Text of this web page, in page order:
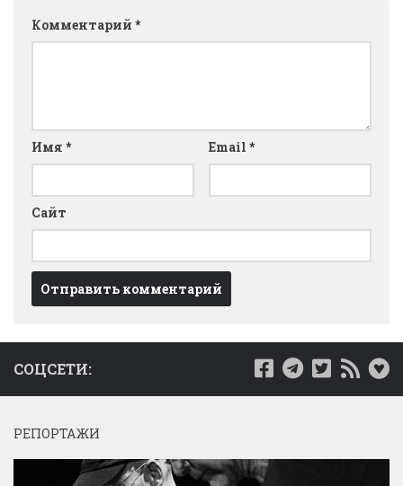
Комментарий *
Имя * Email *
Сайт
СОЦСЕТИ:
РЕПОРТАЖИ